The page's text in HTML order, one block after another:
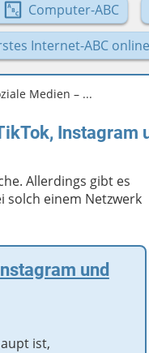
Computer-ABC
Internet-ABC online
Medien – ...
Instagram
Allerdings gibt es
solch einem Netzwerk
und
ist,